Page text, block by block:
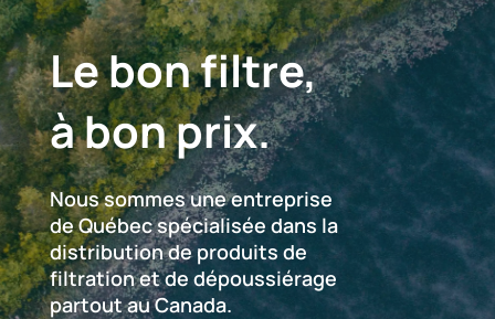
Le bon filtre,
à bon prix.
Nous sommes une entreprise
de Québec spécialisée dans la
distribution de produits de
filtration et de dépoussiérage
partout au Canada.